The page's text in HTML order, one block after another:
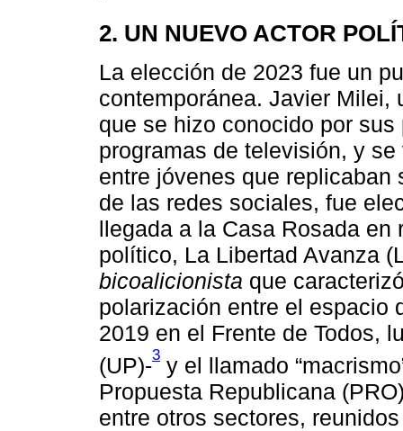
2. UN NUEVO ACTOR
La elección de 2023 fue un
contemporánea. Javier Milei,
que se hizo conocido por
programas de televisión, y
entre jóvenes que
de las redes sociales, fue
llegada a la Casa Rosada en
político, La Libertad Avanza
bicoalicionista que
polarización entre el espacio
2019 en el Frente de Todos,
(UP)-3 y el llamado
Propuesta Republicana
entre otros sectores,